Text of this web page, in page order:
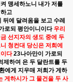
맹세하노니 내가 저를
하고
뒤에 달려옴을 보고 수레
로되 평안이니이다 우리
선지자의 생도 중에 두
청컨대 당신은 저희에
다 23나아만이 가로되
제하여 은 두 달란트를 두
에게 지우매 저희가 게하
게하시가 그 물건을 두 사